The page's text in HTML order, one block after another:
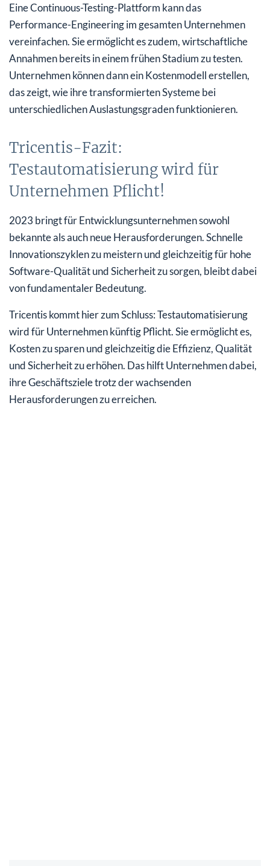
Eine Continuous-Testing-Plattform kann das
Performance-Engineering im gesamten Unternehmen
vereinfachen. Sie ermöglicht es zudem, wirtschaftliche
Annahmen bereits in einem frühen Stadium zu testen.
Unternehmen können dann ein Kostenmodell erstellen,
das zeigt, wie ihre transformierten Systeme bei
unterschiedlichen Auslastungsgraden funktionieren.
Tricentis-Fazit:
Testautomatisierung wird für
Unternehmen Pflicht!
2023 bringt für Entwicklungsunternehmen sowohl
bekannte als auch neue Herausforderungen. Schnelle
Innovationszyklen zu meistern und gleichzeitig für hohe
Software-Qualität und Sicherheit zu sorgen, bleibt dabei
von fundamentaler Bedeutung.
Tricentis kommt hier zum Schluss: Testautomatisierung
wird für Unternehmen künftig Pflicht. Sie ermöglicht es,
Kosten zu sparen und gleichzeitig die Effizienz, Qualität
und Sicherheit zu erhöhen. Das hilft Unternehmen dabei,
ihre Geschäftsziele trotz der wachsenden
Herausforderungen zu erreichen.